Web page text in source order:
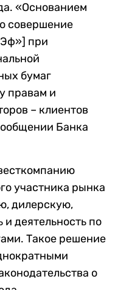
«Основанием
совершение
при
бумаг
правам и
– клиентов
Банка
участника рынка
дилерскую,
деятельность по
Такое решение
о